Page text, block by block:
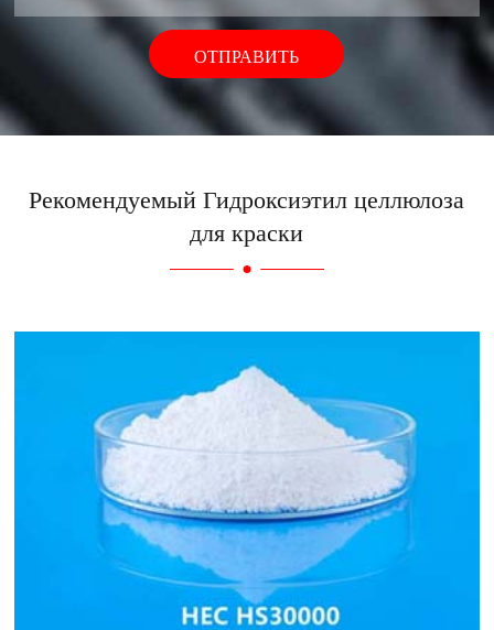
ОТПРАВИТЬ
Рекомендуемый Гидроксиэтил целлюлоза
для краски